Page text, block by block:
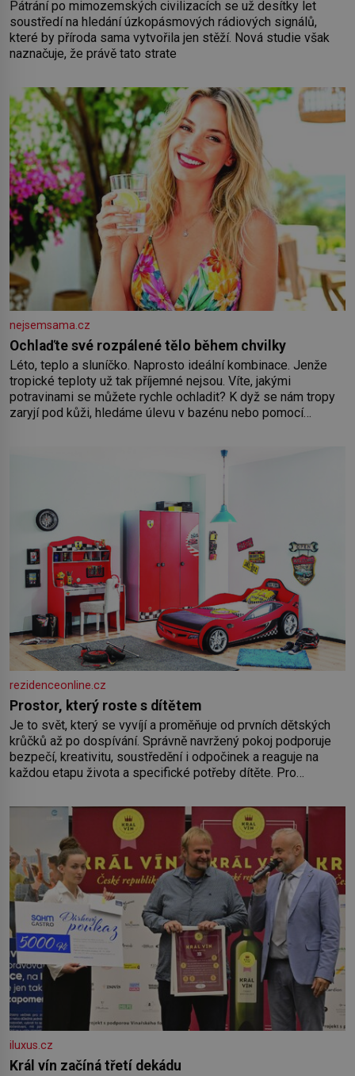
Pátrání po mimozemských civilizacích se už desítky let
soustředí na hledání úzkopásmových rádiových signálů,
které by příroda sama vytvořila jen stěží. Nová studie však
naznačuje, že právě tato strate
nejsemsama.cz
Ochlaďte své rozpálené tělo během chvilky
Léto, teplo a sluníčko. Naprosto ideální kombinace. Jenže
tropické teploty už tak příjemné nejsou. Víte, jakými
potravinami se můžete rychle ochladit? K dyž se nám tropy
zaryjí pod kůži, hledáme úlevu v bazénu nebo pomocí
rezidenceonline.cz
Prostor, který roste s dítětem
Je to svět, který se vyvíjí a proměňuje od prvních dětských
krůčků až po dospívání. Správně navržený pokoj podporuje
bezpečí, kreativitu, soustředění i odpočinek a reaguje na
každou etapu života a specifické potřeby dítěte. Pro
by pokoj miminka měl působit především klidně a útulně.
Předškolní věk je
iluxus.cz
Král vín začíná třetí dekádu